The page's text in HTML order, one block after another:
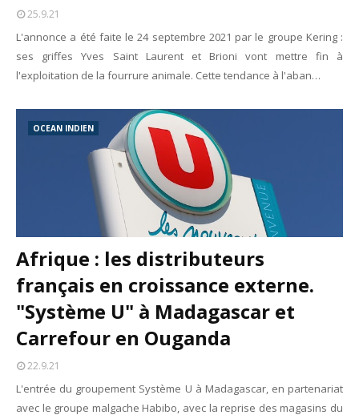
25.9.21
L'annonce a été faite le 24 septembre 2021 par le groupe Kering :
ses griffes Yves Saint Laurent et Brioni vont mettre fin à
l'exploitation de la fourrure animale. Cette tendance à l'aban…
OCEAN INDIEN
Afrique : les distributeurs
français en croissance externe.
"Système U" à Madagascar et
Carrefour en Ouganda
22.9.21
L'entrée du groupement Système U à Madagascar, en partenariat
avec le groupe malgache Habibo, avec la reprise des magasins du